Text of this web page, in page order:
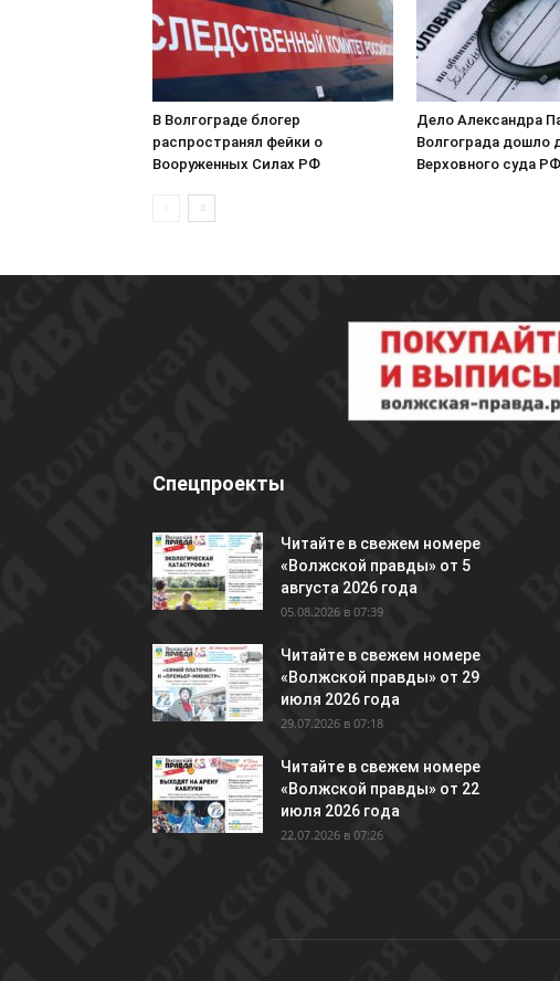
В Волгограде блогер
распространял фейки о
Вооруженных Силах РФ
Дело Александра
Волгограда дошло
Верховного суда РФ
Спецпроекты
Читайте в свежем номере
«Волжской правды» от 5
августа 2026 года
05.08.2026 в 07:39
Читайте в свежем номере
«Волжской правды» от 29
июля 2026 года
29.07.2026 в 07:18
Читайте в свежем номере
«Волжской правды» от 22
июля 2026 года
22.07.2026 в 07:26